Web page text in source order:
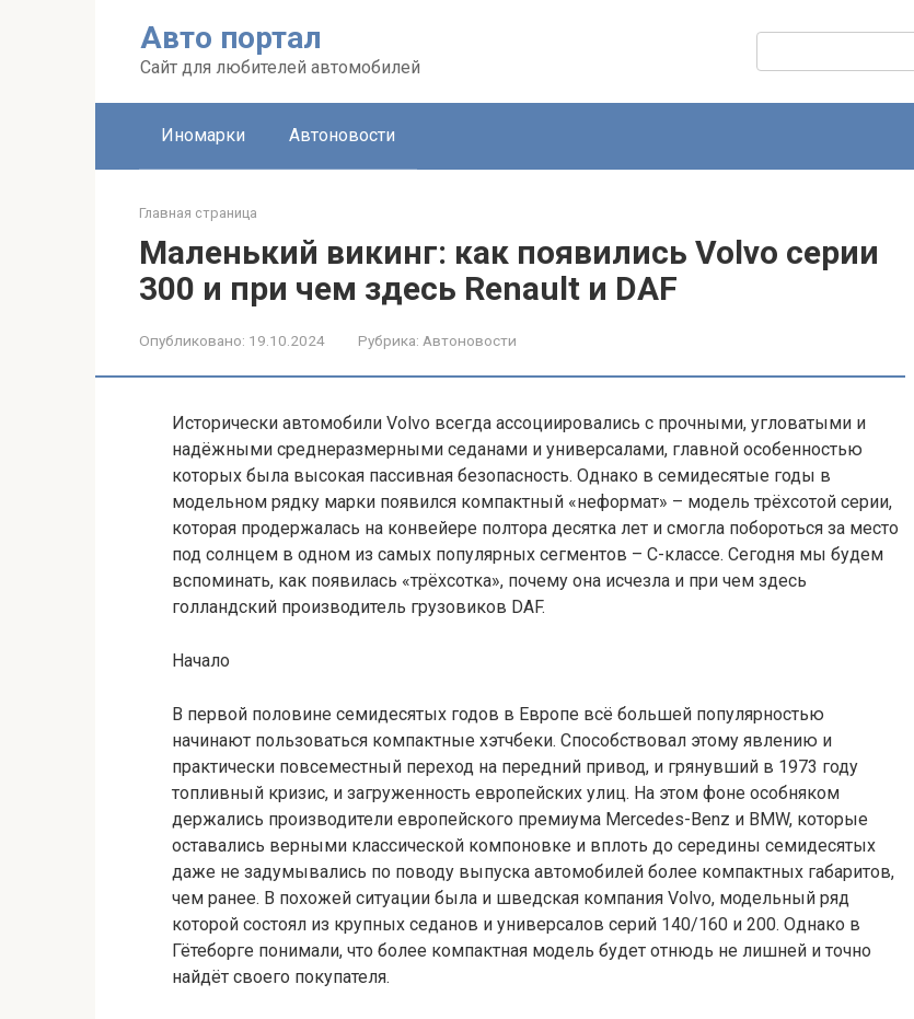
Авто портал
Сайт для любителей автомобилей
Иномарки Автоновости
Главная страница
Маленький викинг: как появились Volvo серии
300 и при чем здесь Renault и DAF
Опубликовано: 19.10.2024 Рубрика: Автоновости
Исторически автомобили Volvo всегда ассоциировались с прочными, угловатыми и
надёжными среднеразмерными седанами и универсалами, главной особенностью
которых была высокая пассивная безопасность. Однако в семидесятые годы в
модельном рядку марки появился компактный «неформат» – модель трёхсотой серии,
которая продержалась на конвейере полтора десятка лет и смогла побороться за место
под солнцем в одном из самых популярных сегментов – С-классе. Сегодня мы будем
вспоминать, как появилась «трёхсотка», почему она исчезла и при чем здесь
голландский производитель грузовиков DAF.
Начало
В первой половине семидесятых годов в Европе всё большей популярностью
начинают пользоваться компактные хэтчбеки. Способствовал этому явлению и
практически повсеместный переход на передний привод, и грянувший в 1973 году
топливный кризис, и загруженность европейских улиц. На этом фоне особняком
держались производители европейского премиума Mercedes-Benz и BMW, которые
оставались верными классической компоновке и вплоть до середины семидесятых
даже не задумывались по поводу выпуска автомобилей более компактных габаритов,
чем ранее. В похожей ситуации была и шведская компания Volvo, модельный ряд
которой состоял из крупных седанов и универсалов серий 140/160 и 200. Однако в
Гётеборге понимали, что более компактная модель будет отнюдь не лишней и точно
найдёт своего покупателя.